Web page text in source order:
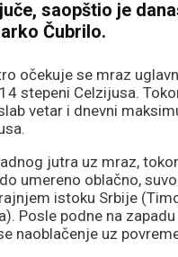
saopštio je
Čubrilo.
očekuje se mraz
stepeni Celzijusa.
vetar i dnevni
jutra uz mraz,
umereno oblačno,
istoku Srbije
Posle podne na
naoblačenje uz